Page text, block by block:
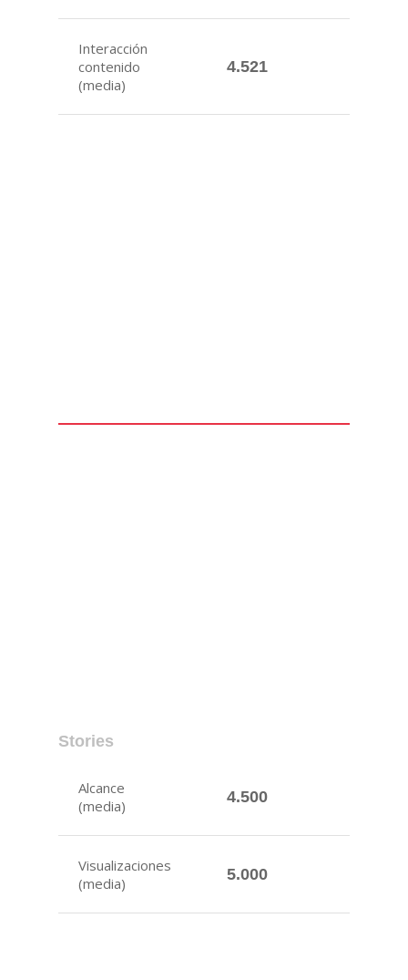
Interacción
contenido
(media)
4.521
Stories
Alcance
(media)
4.500
Visualizaciones
(media)
5.000